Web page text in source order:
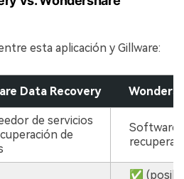
esta aplicación y Gillware:
Data Recovery
de servicios
de
Software
✅